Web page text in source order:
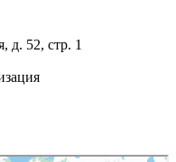
д. 52, стр. 1